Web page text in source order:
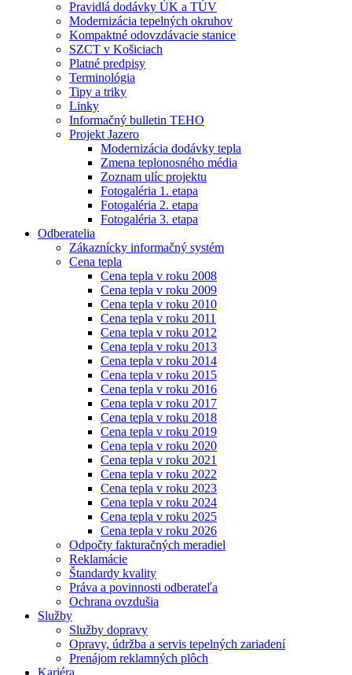
Pravidlá dodávky ÚK a TÚV
Modernizácia tepelných okruhov
Kompaktné odovzdávacie stanice
SZCT v Košiciach
Platné predpisy
Terminológia
Tipy a triky
Linky
Informačný bulletin TEHO
Projekt Jazero
Modernizácia dodávky tepla
Zmena teplonosného média
Zoznam ulíc projektu
Fotogaléria 1. etapa
Fotogaléria 2. etapa
Fotogaléria 3. etapa
Odberatelia
Zákaznícky informačný systém
Cena tepla
Cena tepla v roku 2008
Cena tepla v roku 2009
Cena tepla v roku 2010
Cena tepla v roku 2011
Cena tepla v roku 2012
Cena tepla v roku 2013
Cena tepla v roku 2014
Cena tepla v roku 2015
Cena tepla v roku 2016
Cena tepla v roku 2017
Cena tepla v roku 2018
Cena tepla v roku 2019
Cena tepla v roku 2020
Cena tepla v roku 2021
Cena tepla v roku 2022
Cena tepla v roku 2023
Cena tepla v roku 2024
Cena tepla v roku 2025
Cena tepla v roku 2026
Odpočty fakturačných meradiel
Reklamácie
Štandardy kvality
Práva a povinnosti odberateľa
Ochrana ovzdušia
Služby
Služby dopravy
Opravy, údržba a servis tepelných zariadení
Prenájom reklamných plôch
Kariéra